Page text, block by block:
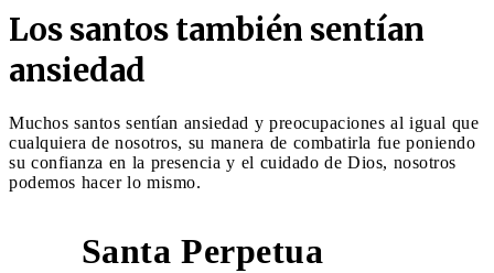
Los santos también sentían
ansiedad
Muchos santos sentían ansiedad y preocupaciones al igual que
cualquiera de nosotros, su manera de combatirla fue poniendo
su confianza en la presencia y el cuidado de Dios, nosotros
podemos hacer lo mismo.
Santa Perpetua